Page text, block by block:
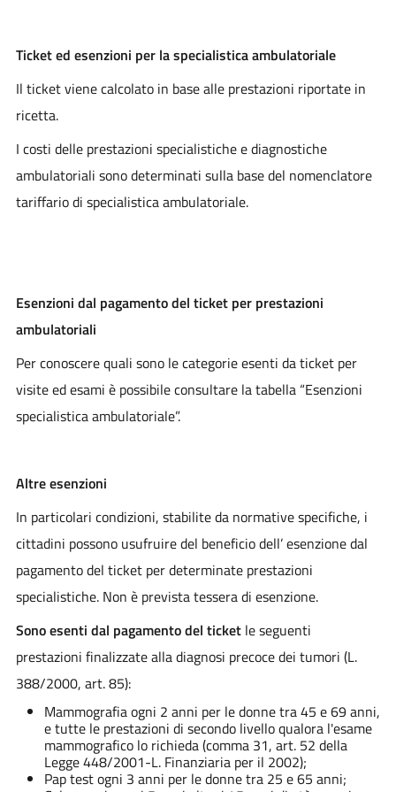
Ticket ed esenzioni per la specialistica ambulatoriale
Il ticket viene calcolato in base alle prestazioni riportate in
ricetta.
I costi delle prestazioni specialistiche e diagnostiche
ambulatoriali sono determinati sulla base del nomenclatore
tariffario di specialistica ambulatoriale.
Esenzioni dal pagamento del ticket per prestazioni
ambulatoriali
Per conoscere quali sono le categorie esenti da ticket per
visite ed esami è possibile consultare la tabella “Esenzioni
specialistica ambulatoriale”.
Altre esenzioni
In particolari condizioni, stabilite da normative specifiche, i
cittadini possono usufruire del beneficio dell’ esenzione dal
pagamento del ticket per determinate prestazioni
specialistiche. Non è prevista tessera di esenzione.
Sono esenti dal pagamento del ticket le seguenti
prestazioni finalizzate alla diagnosi precoce dei tumori (L.
388/2000, art. 85):
Mammografia ogni 2 anni per le donne tra 45 e 69 anni,
e tutte le prestazioni di secondo livello qualora l'esame
mammografico lo richieda (comma 31, art. 52 della
Legge 448/2001-L. Finanziaria per il 2002);
Pap test ogni 3 anni per le donne tra 25 e 65 anni;